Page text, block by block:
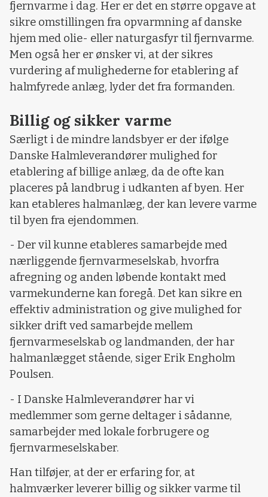
fjernvarme i dag. Her er det en større opgave at
sikre omstillingen fra opvarmning af danske
hjem med olie- eller naturgasfyr til fjernvarme.
Men også her er ønsker vi, at der sikres
vurdering af mulighederne for etablering af
halmfyrede anlæg, lyder det fra formanden.
Billig og sikker varme
Særligt i de mindre landsbyer er der ifølge
Danske Halmleverandører mulighed for
etablering af billige anlæg, da de ofte kan
placeres på landbrug i udkanten af byen. Her
kan etableres halmanlæg, der kan levere varme
til byen fra ejendommen.
- Der vil kunne etableres samarbejde med
nærliggende fjernvarmeselskab, hvorfra
afregning og anden løbende kontakt med
varmekunderne kan foregå. Det kan sikre en
effektiv administration og give mulighed for
sikker drift ved samarbejde mellem
fjernvarmeselskab og landmanden, der har
halmanlægget stående, siger Erik Engholm
Poulsen.
- I Danske Halmleverandører har vi
medlemmer som gerne deltager i sådanne,
samarbejder med lokale forbrugere og
fjernvarmeselskaber.
Han tilføjer, at der er erfaring for, at
halmværker leverer billig og sikker varme til